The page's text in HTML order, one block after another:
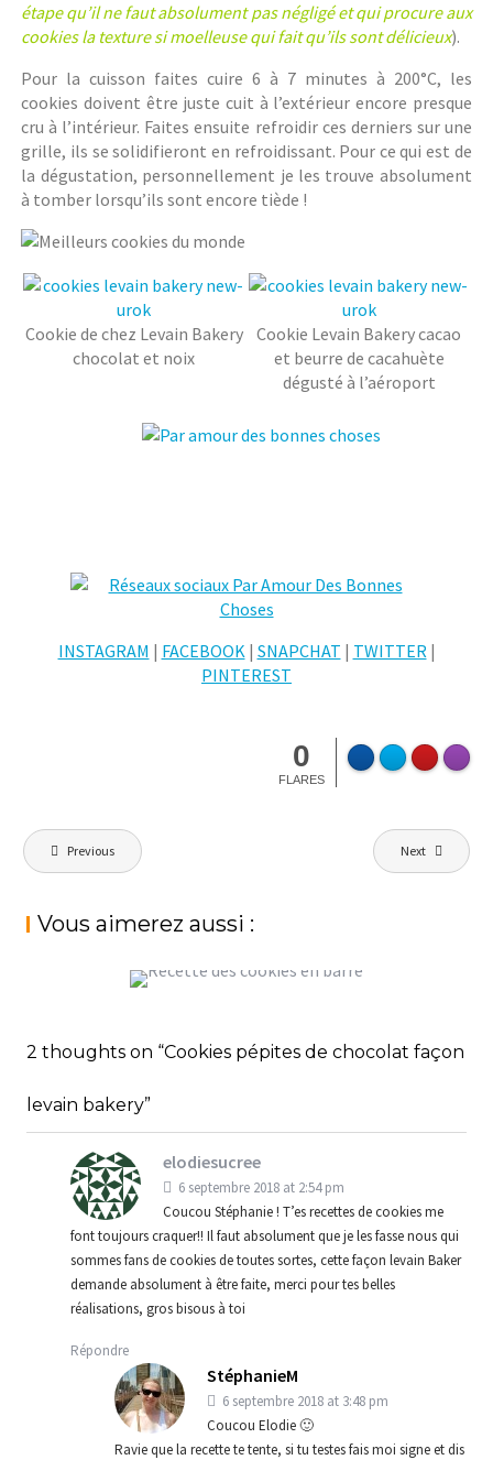
étape qu’il ne faut absolument pas négligé et qui procure aux
cookies la texture si moelleuse qui fait qu’ils sont délicieux).
Pour la cuisson faites cuire 6 à 7 minutes à 200°C, les
cookies doivent être juste cuit à l’extérieur encore presque
cru à l’intérieur. Faites ensuite refroidir ces derniers sur une
grille, ils se solidifieront en refroidissant. Pour ce qui est de
la dégustation, personnellement je les trouve absolument
à tomber lorsqu’ils sont encore tiède !
Cookie de chez Levain Bakery
chocolat et noix
Cookie Levain Bakery cacao
et beurre de cacahuète
dégusté à l’aéroport
INSTAGRAM | FACEBOOK| SNAPCHAT | TWITTER|
PINTEREST
0
FLARES
Navigation
de
Previous Next
Vous aimerez aussi :
StéphanieM Cookies
2 thoughts on “Cookies pépites de chocolat façon
levain bakery”
elodiesucree
6 septembre 2018 at 2:54 pm
Coucou Stéphanie ! T’es recettes de cookies me
font toujours craquer!! Il faut absolument que je les fasse nous qui
sommes fans de cookies de toutes sortes, cette façon levain Baker
demande absolument à être faite, merci pour tes belles
réalisations, gros bisous à toi
Répondre
StéphanieM
6 septembre 2018 at 3:48 pm
Coucou Elodie 🙂
Ravie que la recette te tente, si tu testes fais moi signe et dis